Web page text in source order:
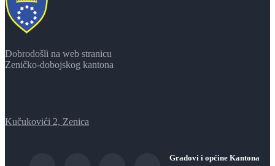
Dobrodošli na web stranicu
Zeničko-dobojskog kantona
Kučukovići 2, Zenica
Gradovi i općine Kantona